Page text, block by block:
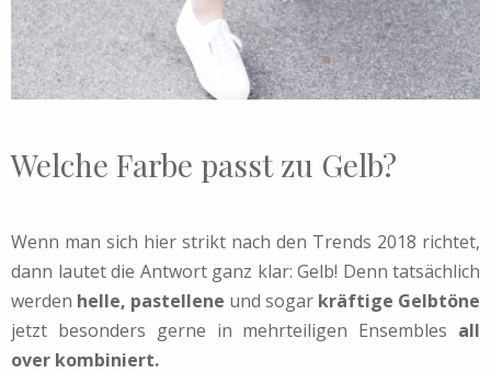
Welche Farbe passt zu Gelb?
Wenn man sich hier strikt nach den Trends 2018 richtet,
dann lautet die Antwort ganz klar: Gelb! Denn tatsächlich
werden helle, pastellene und sogar kräftige Gelbtöne
jetzt besonders gerne in mehrteiligen Ensembles all
over kombiniert.